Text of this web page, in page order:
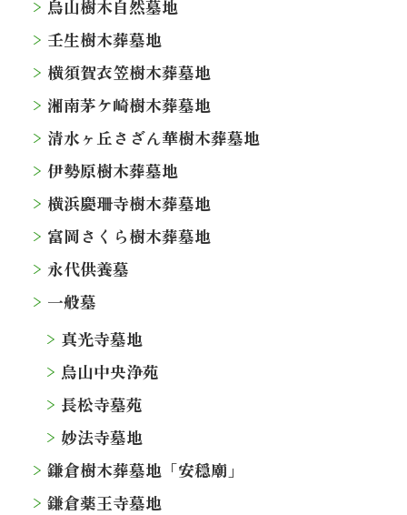
烏山樹木自然墓地
壬生樹木葬墓地
横須賀衣笠樹木葬墓地
湘南茅ケ崎樹木葬墓地
清水ヶ丘さざん華樹木葬墓地
伊勢原樹木葬墓地
横浜慶珊寺樹木葬墓地
富岡さくら樹木葬墓地
永代供養墓
一般墓
真光寺墓地
烏山中央浄苑
長松寺墓苑
妙法寺墓地
鎌倉樹木葬墓地「安穏廟」
鎌倉薬王寺墓地